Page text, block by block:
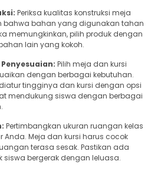
Periksa kualitas konstruksi meja
bahwa bahan yang digunakan tahan
memungkinkan, pilih produk dengan
lain yang kokoh.
Pilih meja dan kursi
dengan berbagai kebutuhan.
tingginya dan kursi dengan opsi
mendukung siswa dengan berbagai
Pertimbangkan ukuran ruangan kelas
Anda. Meja dan kursi harus cocok
terasa sesak. Pastikan ada
siswa bergerak dengan leluasa.